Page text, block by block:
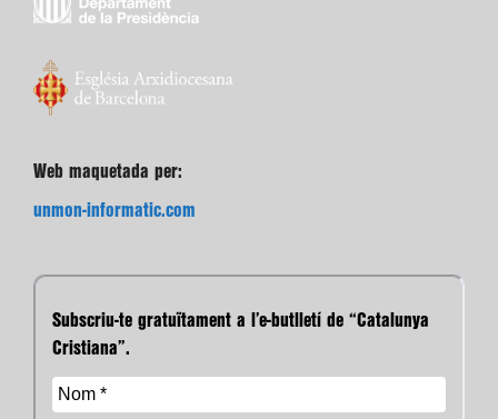
Web maquetada per:
unmon-informatic.com
Subscriu-te gratuïtament a l’e-butlletí de “Catalunya
Cristiana”.